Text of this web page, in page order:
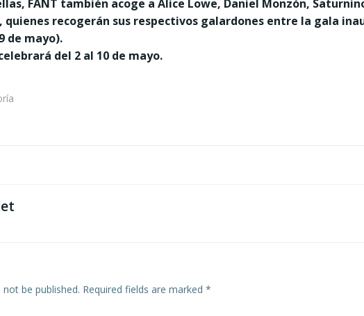
FANT también acoge a Alice Lowe, Daniel Monzón,
quienes recogerán sus respectivos galardones entre la gala
de mayo).
del 2 al 10 de mayo.
be published. Required fields are marked *